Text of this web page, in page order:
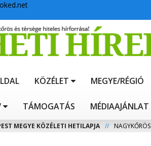
KÖZÉLET MEGYE/RÉGIÓ
TÁMOGATÁS MÉDIAAJÁNLAT
MEGYE KÖZÉLETI HETILAPJA // NAGYKŐRÖS